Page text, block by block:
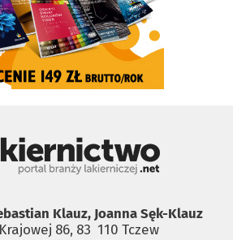
Klauz, Joanna Sęk-Klauz
86, 83 ­ 110 Tczew